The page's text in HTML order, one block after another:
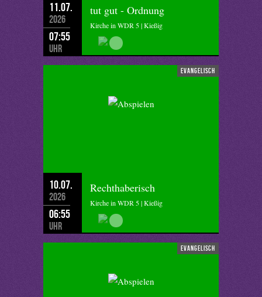
11.07.
2026
07:55
Uhr
tut gut - Ordnung
Kirche in WDR 5 | Kießig
evangelisch
10.07.
2026
06:55
Uhr
Rechthaberisch
Kirche in WDR 5 | Kießig
evangelisch